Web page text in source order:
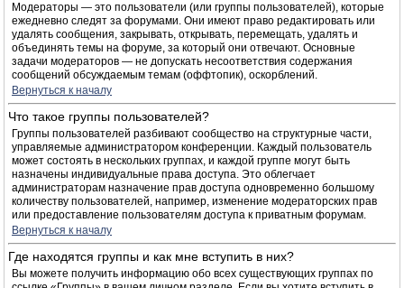
Модераторы — это пользователи (или группы пользователей), которые
ежедневно следят за форумами. Они имеют право редактировать или
удалять сообщения, закрывать, открывать, перемещать, удалять и
объединять темы на форуме, за который они отвечают. Основные
задачи модераторов — не допускать несоответствия содержания
сообщений обсуждаемым темам (оффтопик), оскорблений.
Вернуться к началу
Что такое группы пользователей?
Группы пользователей разбивают сообщество на структурные части,
управляемые администратором конференции. Каждый пользователь
может состоять в нескольких группах, и каждой группе могут быть
назначены индивидуальные права доступа. Это облегчает
администраторам назначение прав доступа одновременно большому
количеству пользователей, например, изменение модераторских прав
или предоставление пользователям доступа к приватным форумам.
Вернуться к началу
Где находятся группы и как мне вступить в них?
Вы можете получить информацию обо всех существующих группах по